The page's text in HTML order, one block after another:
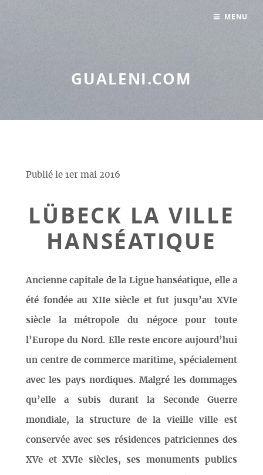
GUALENI.COM
Publié le 1er mai 2016
LÜBECK LA VILLE
HANSÉATIQUE
Ancienne capitale de la Ligue hanséatique, elle a
été fondée au XIIe siècle et fut jusqu’au XVIe
siècle la métropole du négoce pour toute
l’Europe du Nord. Elle reste encore aujourd’hui
un centre de commerce maritime, spécialement
avec les pays nordiques. Malgré les dommages
qu’elle a subis durant la Seconde Guerre
mondiale, la structure de la vieille ville est
conservée avec ses résidences patriciennes des
XVe et XVIe siècles, ses monuments publics
MENU